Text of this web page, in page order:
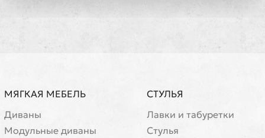
МЯГКАЯ МЕБЕЛЬ
Диваны
Модульные диваны
СТУЛЬЯ
Лавки и табуретки
Стулья